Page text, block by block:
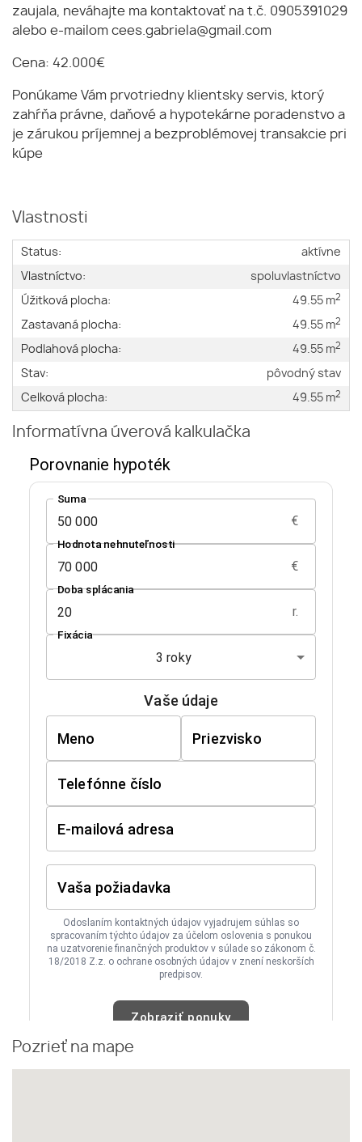
zaujala, neváhajte ma kontaktovať na t.č. 0905391029
alebo e-mailom cees.gabriela@gmail.com
Cena: 42.000€
Ponúkame Vám prvotriedny klientsky servis, ktorý
zahŕňa právne, daňové a hypotekárne poradenstvo a
je zárukou príjemnej a bezproblémovej transakcie pri
kúpe
Vlastnosti
Status:
aktívne
Vlastníctvo:
spoluvlastníctvo
Úžitková plocha:
49.55 m2
Zastavaná plocha: 49.55 m2
Podlahová plocha: 49.55 m2
Stav:
pôvodný stav
Celková plocha:
49.55 m2
Informatívna úverová kalkulačka
Pozrieť na mape